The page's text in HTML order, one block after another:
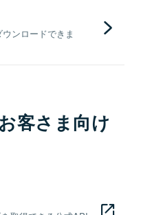
ンロードできま
客さま向け